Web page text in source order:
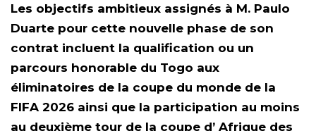
Les objectifs ambitieux assignés à M. Paulo
Duarte pour cette nouvelle phase de son
contrat incluent la qualification ou un
parcours honorable du Togo aux
éliminatoires de la coupe du monde de la
FIFA 2026 ainsi que la participation au moins
au deuxième tour de la coupe d’ Afrique des